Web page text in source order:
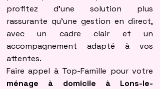
profitez d’une solution plus
rassurante qu’une gestion en direct,
avec un cadre clair et un
accompagnement adapté à vos
attentes.
Faire appel à Top-Famille pour votre
ménage à domicile à Lons-le-